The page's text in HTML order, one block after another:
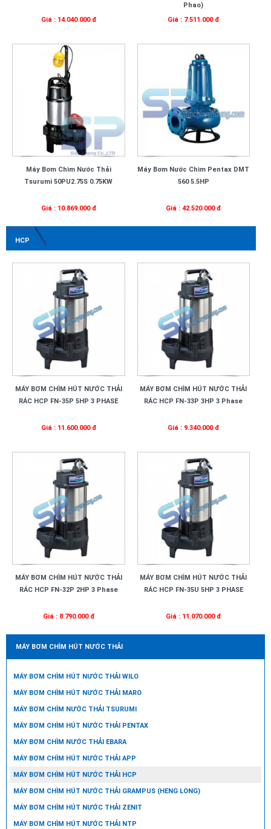
Giá : 14.040.000 đ
Phao)
Giá : 7.511.000 đ
Máy Bơm Chìm Nước Thải
Tsurumi 50PU2.75S 0.75KW
Giá : 10.869.000 đ
Máy Bơm Nước Chìm Pentax DMT
560 5.5HP
Giá : 42.520.000 đ
HCP
MÁY BƠM CHÌM HÚT NƯỚC THẢI
RÁC HCP FN-35P 5HP 3 PHASE
Giá : 11.600.000 đ
MÁY BƠM CHÌM HÚT NƯỚC THẢI
RÁC HCP FN-33P 3HP 3 Phase
Giá : 9.340.000 đ
MÁY BƠM CHÌM HÚT NƯỚC THẢI
RÁC HCP FN-32P 2HP 3 Phase
Giá : 8.790.000 đ
MÁY BƠM CHÌM HÚT NƯỚC THẢI
RÁC HCP FN-35U 5HP 3 PHASE
Giá : 11.070.000 đ
MÁY BƠM CHÌM HÚT NƯỚC THẢI
MÁY BƠM CHÌM HÚT NƯỚC THẢI WILO
MÁY BƠM CHÌM HÚT NƯỚC THẢI MARO
MÁY BƠM CHÌM NƯỚC THẢI TSURUMI
MÁY BƠM CHÌM HÚT NƯỚC THẢI PENTAX
MÁY BƠM CHÌM NƯỚC THẢI EBARA
MÁY BƠM CHÌM HÚT NƯỚC THẢI APP
MÁY BƠM CHÌM HÚT NƯỚC THẢI HCP
MÁY BƠM CHÌM HÚT NƯỚC THẢI GRAMPUS (HENG LONG)
MÁY BƠM CHÌM HÚT NƯỚC THẢI ZENIT
MÁY BƠM CHÌM HÚT NƯỚC THẢI NTP